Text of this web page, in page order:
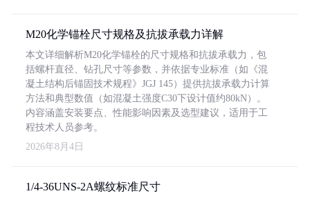
M20化学锚栓尺寸规格及抗拔承载力详解
本文详细解析M20化学锚栓的尺寸规格和抗拔承载力，包
括螺杆直径、钻孔尺寸等参数，并依据专业标准（如《混
凝土结构后锚固技术规程》JGJ 145）提供抗拔承载力计算
方法和典型数值（如混凝土强度C30下设计值约80kN）。
内容涵盖安装要点、性能影响因素及选型建议，适用于工
程技术人员参考。
2026年8月4日
1/4-36UNS-2A螺纹标准尺寸